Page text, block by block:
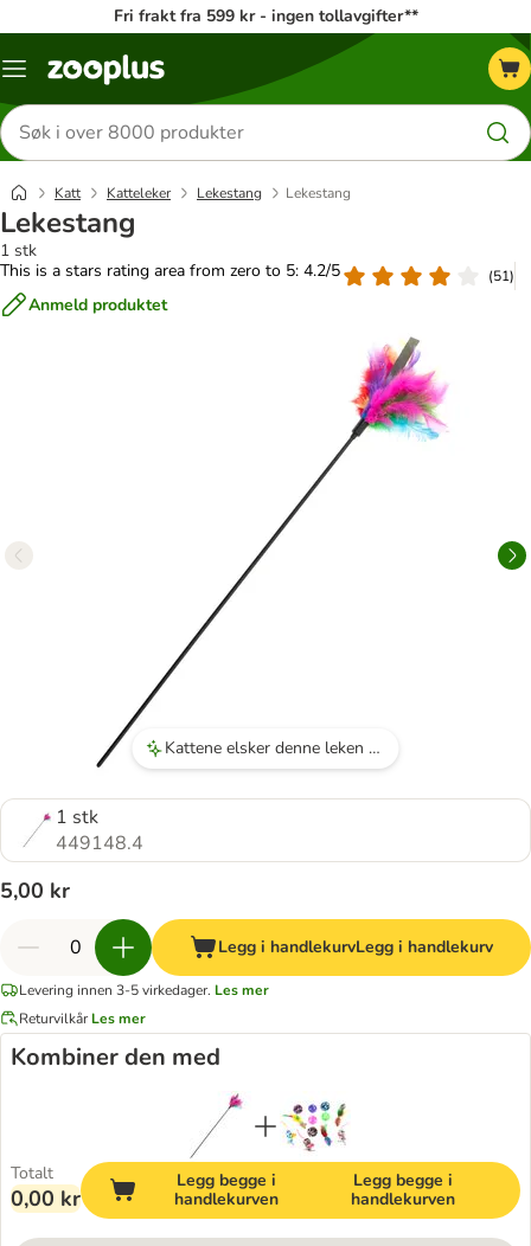
Fri frakt fra 599 kr - ingen tollavgifter**
Katalogmeny
Søk
etter
produkter
Katt Katteleker Lekestang Lekestang
Lekestang
1 stk
This is a stars rating area from zero to 5: 4.2/5
(51)
Anmeld produktet
Kattene elsker denne leken og blir helt ville når de leker med den.
1 stk
449148.4
5,00 kr
Legg i handlekurvLegg i handlekurv
Levering innen 3-5 virkedager. Les mer
Returvilkår Les mer
Kombiner den med
Totalt
0,00 kr
Legg begge i
handlekurven
Legg begge i
handlekurven